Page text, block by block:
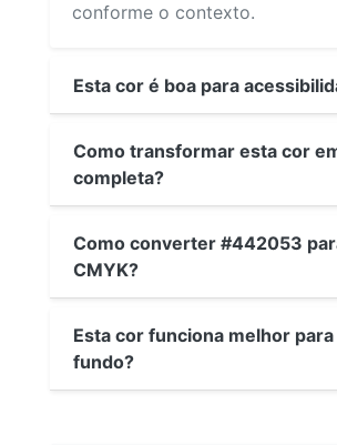
conforme o contexto.
Esta cor é boa para
Como transformar esta cor
completa?
Como converter #442053
CMYK?
Esta cor funciona melhor
fundo?